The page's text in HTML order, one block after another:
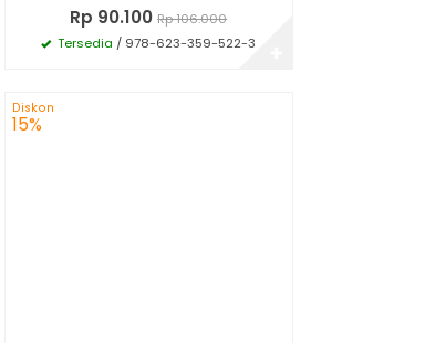
Rp 90.100 Rp 106.000
Tersedia / 978-623-359-522-3
Diskon
15%